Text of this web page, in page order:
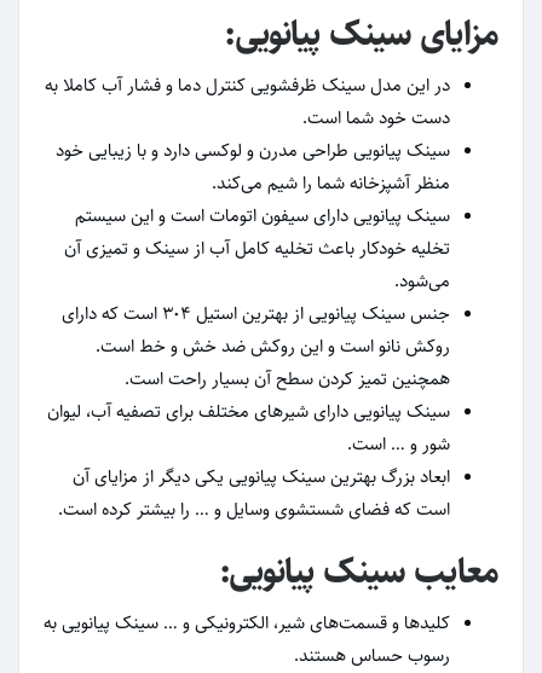
مزایای سینک پیانویی:
در این مدل سینک ظرفشویی کنترل دما و فشار آب کاملا به
دست خود شما است.
سینک پیانویی طراحی مدرن و لوکسی دارد و با زیبایی خود
منظر آشپزخانه شما را شیم می‌کند.
سینک پیانویی دارای سیفون اتومات است و این سیستم
تخلیه خودکار باعث تخلیه کامل آب از سینک و تمیزی آن
می‌شود.
جنس سینک پیانویی از بهترین استیل 304 است که دارای
روکش نانو است و این روکش ضد خش و خط است.
همچنین تمیز کردن سطح آن بسیار راحت است.
سینک پیانویی دارای شیرهای مختلف برای تصفیه آب، لیوان
شور و … است.
ابعاد بزرگ بهترین سینک پیانویی یکی دیگر از مزایای آن
است که فضای شستشوی وسایل و … را بیشتر کرده است.
معایب سینک پیانویی:
کلیدها و قسمت‌های شیر، الکترونیکی و … سینک پیانویی به
رسوب حساس هستند.